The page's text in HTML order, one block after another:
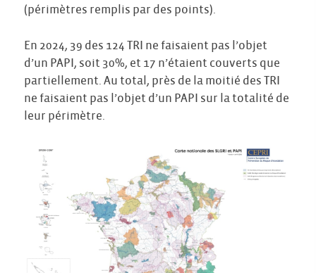
(périmètres remplis par des points).
En 2024, 39 des 124 TRI ne faisaient pas l’objet
d’un PAPI, soit 30%, et 17 n’étaient couverts que
partiellement. Au total, près de la moitié des TRI
ne faisaient pas l’objet d’un PAPI sur la totalité de
leur périmètre.